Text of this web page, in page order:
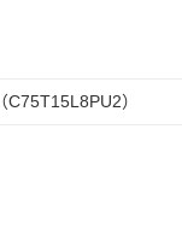
（C75T15L8PU2）